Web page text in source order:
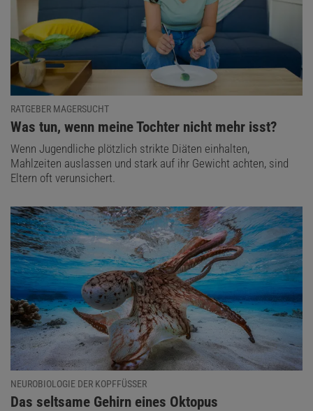
RATGEBER MAGERSUCHT
:
Was tun, wenn meine Tochter nicht mehr isst?
Wenn Jugendliche plötzlich strikte Diäten einhalten,
Mahlzeiten auslassen und stark auf ihr Gewicht achten, sind
Eltern oft verunsichert.
NEUROBIOLOGIE DER KOPFFÜSSER
:
Das seltsame Gehirn eines Oktopus